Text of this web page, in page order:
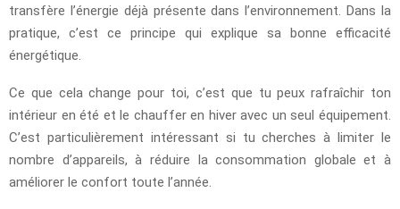
transfère l’énergie déjà présente dans l’environnement. Dans la
pratique, c’est ce principe qui explique sa bonne efficacité
énergétique.
Ce que cela change pour toi, c’est que tu peux rafraîchir ton
intérieur en été et le chauffer en hiver avec un seul équipement.
C’est particulièrement intéressant si tu cherches à limiter le
nombre d’appareils, à réduire la consommation globale et à
améliorer le confort toute l’année.